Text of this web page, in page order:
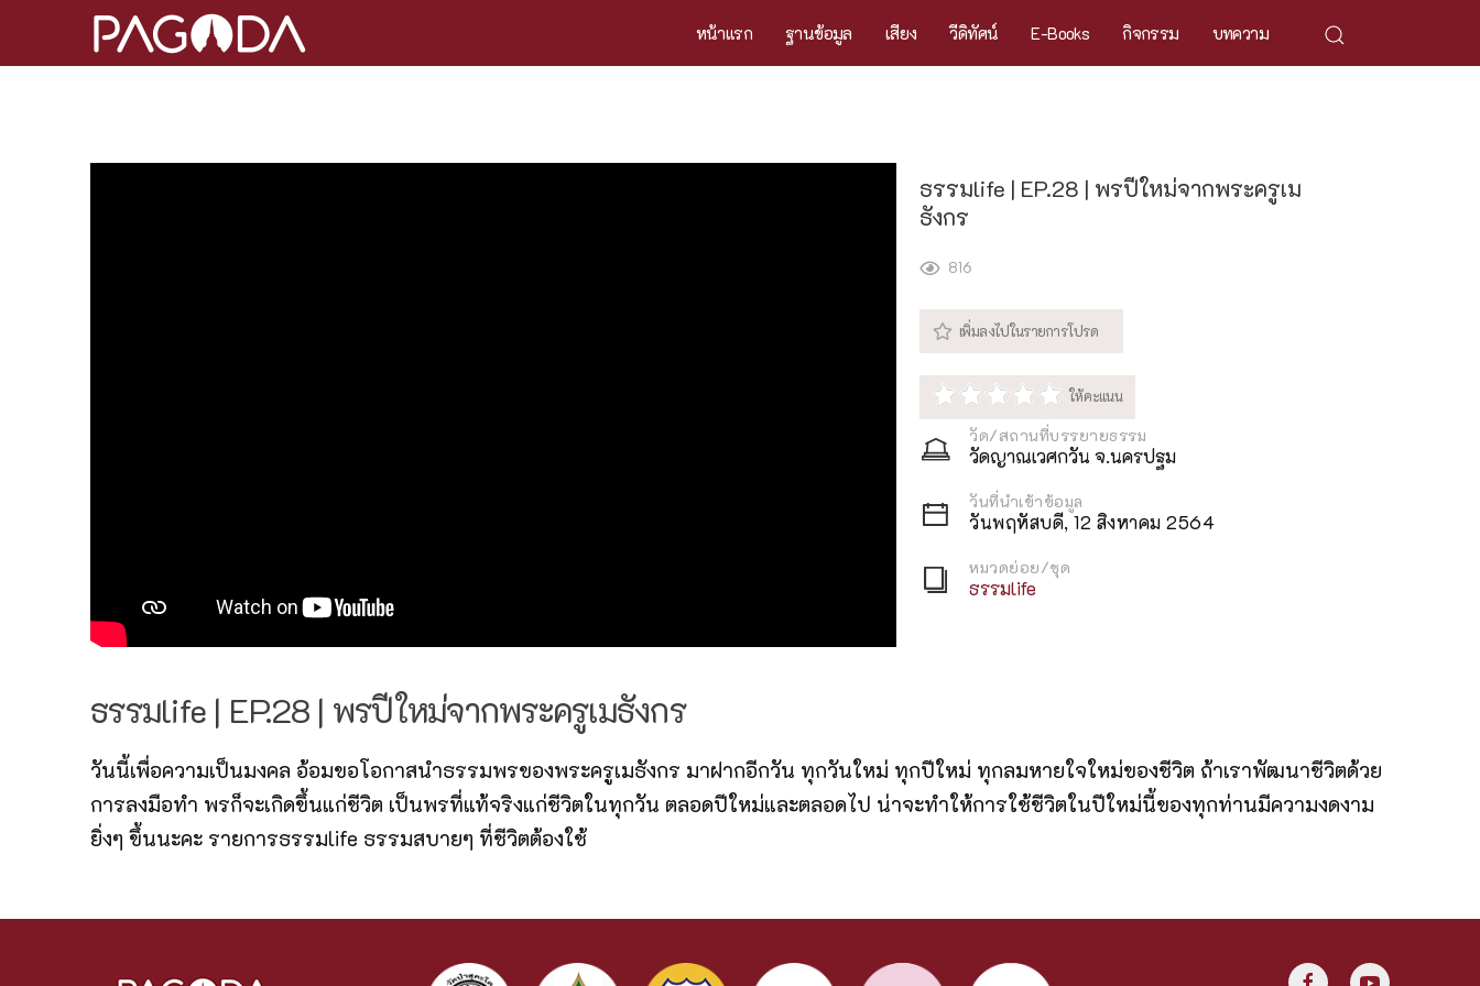
หน้าแรก ฐานข้อมูล เสียง วีดิทัศน์ E-Books กิจกรรม บทความ
ธรรมlife | EP.28 | พรปีใหม่จากพระครูเมธังกร
ธรรมlife | EP.28 | พรปีใหม่จากพระครูเม
ธังกร
816
วัด/สถานที่บรรยายธรรม
วัดญาณเวศกวัน จ.นครปฐม
วันที่นำเข้าข้อมูล
วันพฤหัสบดี, 12 สิงหาคม 2564
หมวดย่อย/ชุด
ธรรมlife
วันนี้เพื่อความเป็นมงคล อ้อมขอโอกาสนำธรรมพรของพระครูเมธังกร มาฝากอีกวัน ทุกวันใหม่ ทุกปีใหม่ ทุกลมหายใจใหม่ของชีวิต ถ้าเราพัฒนาชีวิตด้วย
การลงมือทำ พรก็จะเกิดขึ้นแก่ชีวิต เป็นพรที่แท้จริงแก่ชีวิตในทุกวัน ตลอดปีใหม่และตลอดไป น่าจะทำให้การใช้ชีวิตในปีใหม่นี้ของทุกท่านมีความงดงาม
ยิ่งๆ ขึ้นนะคะ รายการธรรมlife ธรรมสบายๆ ที่ชีวิตต้องใช้